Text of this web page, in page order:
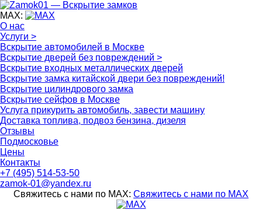
MAX:
О нас
Услуги >
Вскрытие автомобилей в Москве
Вскрытие дверей без повреждений >
Вскрытие входных металлических дверей
Вскрытие замка китайской двери без повреждений!
Вскрытие цилиндрового замка
Вскрытие сейфов в Москве
Услуга прикурить автомобиль, завести машину
Доставка топлива, подвоз бензина, дизеля
Отзывы
Подмосковье
Цены
Контакты
+7 (495) 514-53-50
zamok-01@yandex.ru
Свяжитесь с нами по MAX: Свяжитесь с нами по MAX